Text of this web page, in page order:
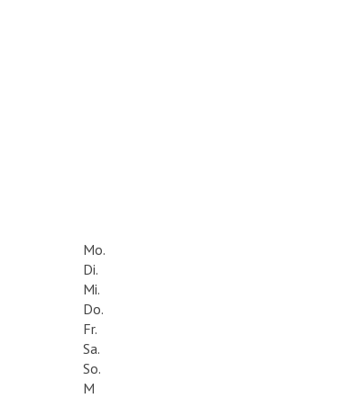
Mo.
Di.
Mi.
Do.
Fr.
Sa.
So.
M